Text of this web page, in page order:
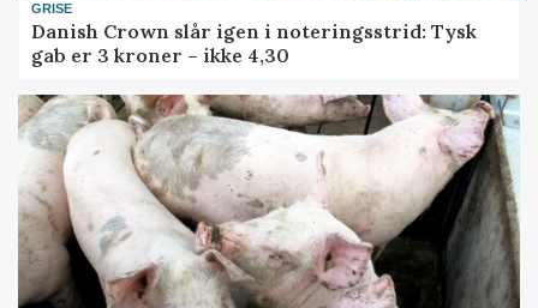
GRISE
Danish Crown slår igen i noteringsstrid: Tysk
gab er 3 kroner – ikke 4,30